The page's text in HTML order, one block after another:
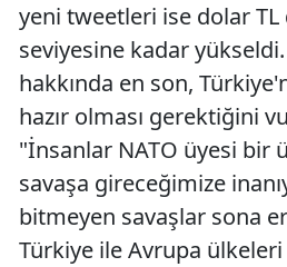
yeni tweetleri ise dolar TL
seviyesine kadar
hakkında en son,
hazır olması gerektiğini
"İnsanlar NATO üyesi bir
savaşa gireceğimize
bitmeyen savaşlar sona
Türkiye ile Avrupa ülkeleri